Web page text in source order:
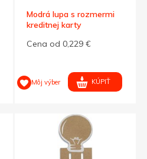
Modrá lupa s rozmermi
kreditnej karty
Cena od 0,229 €
Môj výber KÚPIŤ